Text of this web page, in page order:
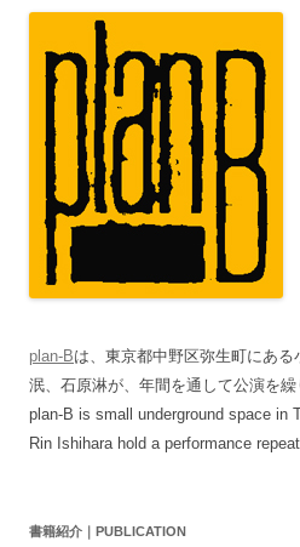
plan-Bは、東京都中野区弥生町にあ
泯、石原淋が、年間を通して公演を繰
plan-B is small underground space in
Rin Ishihara hold a performance
書籍紹介｜PUBLICATION